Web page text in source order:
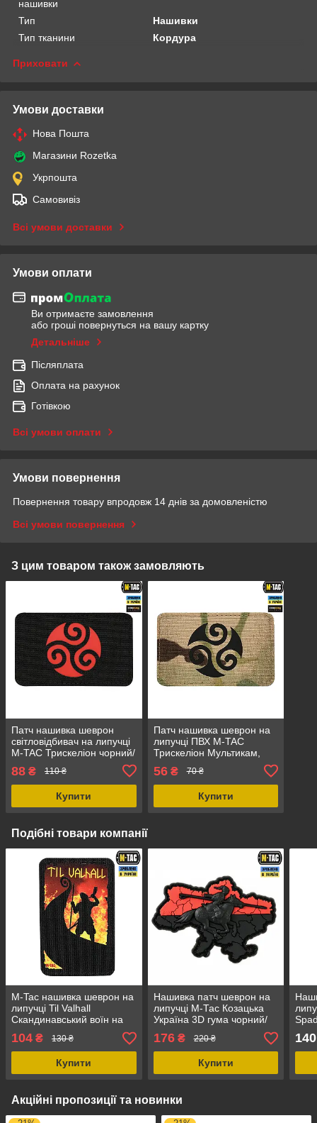
нашивки
Тип
Нашивки
Тип тканини
Кордура
Приховати
Умови доставки
Нова Пошта
Магазини Rozetka
Укрпошта
Самовивіз
Всі умови доставки
Умови оплати
Ви отримаєте замовлення
або гроші повернуться на вашу картку
Детальніше
Післяплата
Оплата на рахунок
Готівкою
Всі умови оплати
Умови повернення
Повернення товару впродовж 14 днів за домовленістю
Всі умови повернення
З цим товаром також замовляють
Патч нашивка шеврон
світловідбивач на липучці
M-TAC Трискеліон чорний/
червоний, розмір 80 х 50
мм, Cordura 500D
88 ₴ 110 ₴
Купити
Патч нашивка шеврон на
липучці ПВХ M-TAC
Трискеліон Мультикам,
Cordura 500D
56₴ 70 ₴
Купити
Подібні товари компанії
M-Tac нашивка шеврон на
липучці Til Valhall
Скандинавський воїн на
дракарі, розмір 50 х 80
мм, матеріал Cordura
500D
104 ₴ 130 ₴
Купити
Нашивка патч шеврон на
липучці M-Тас Козацька
Україна 3D гума чорний/
червоний, розмір 6.3 х 8.8
см, повсякденний/
польовий
176₴ 220 ₴
Купити
140
Акційні пропозиції та новинки